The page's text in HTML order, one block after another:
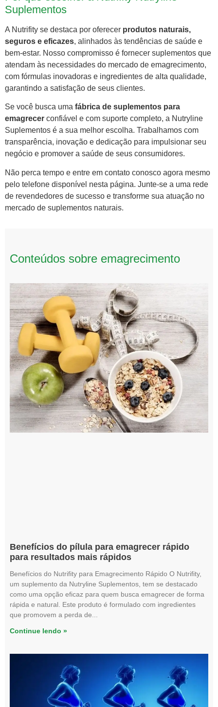
Suplementos
A Nutrifity se destaca por oferecer produtos naturais,
seguros e eficazes, alinhados às tendências de saúde e
bem-estar. Nosso compromisso é fornecer suplementos que
atendam às necessidades do mercado de emagrecimento,
com fórmulas inovadoras e ingredientes de alta qualidade,
garantindo a satisfação de seus clientes.
Se você busca uma fábrica de suplementos para
emagrecer confiável e com suporte completo, a Nutryline
Suplementos é a sua melhor escolha. Trabalhamos com
transparência, inovação e dedicação para impulsionar seu
negócio e promover a saúde de seus consumidores.
Não perca tempo e entre em contato conosco agora mesmo
pelo telefone disponível nesta página. Junte-se a uma rede
de revendedores de sucesso e transforme sua atuação no
mercado de suplementos naturais.
Conteúdos sobre emagrecimento
Benefícios do pílula para emagrecer rápido
para resultados mais rápidos
Benefícios do Nutrifity para Emagrecimento Rápido O Nutrifity,
um suplemento da Nutryline Suplementos, tem se destacado
como uma opção eficaz para quem busca emagrecer de forma
rápida e natural. Este produto é formulado com ingredientes
que promovem a perda de
Continue lendo »